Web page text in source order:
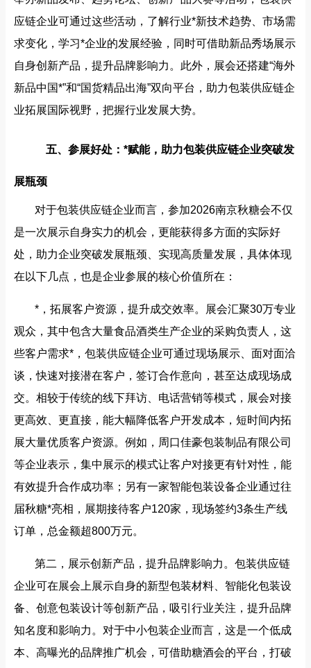
应链企业可通过这些活动，了解行业*新技术趋势、市场需
求变化，学习*企业的发展经验，同时可借助新品秀场展示
自身创新产品，提升品牌影响力。此外，展会还搭建“海外
新品中国*”和“国货精品出海”双向平台，助力包装供应链企
业拓展国际视野，把握行业发展大势。
五、参展好处：*赋能，助力包装供应链企业突破发
展瓶颈
对于包装供应链企业而言，参加2026南京秋糖会不仅
是一次展示自身实力的机会，更能获得多方面的实际好
处，助力企业突破发展瓶颈、实现高质量发展，具体体现
在以下几点，也是企业参展的核心价值所在：
*，拓展客户资源，提升成交效率。展会汇聚30万专业
观众，其中包含大量食品酒类生产企业的采购负责人，这
些客户需求*，包装供应链企业可通过现场展示、面对面洽
谈，快速对接潜在客户，签订合作意向，甚至达成现场成
交。相较于传统的线下拜访、电话营销等模式，展会对接
更高效、更直接，能大幅降低客户开发成本，短时间内拓
展大量优质客户资源。例如，周口佳豪包装制品有限公司
等企业表示，集中展示的模式让客户对接更有针对性，能
有效提升合作成功率；另有一家智能包装设备企业通过往
届秋糖*亮相，展期接待客户120家，现场签约3条生产线
订单，总金额超800万元。
第二，展示创新产品，提升品牌影响力。包装供应链
企业可在展会上展示自身的新型包装材料、智能化包装设
备、创意包装设计等创新产品，吸引行业关注，提升品牌
知名度和影响力。对于中小包装企业而言，这是一个低成
本、高曝光的品牌推广机会，可借助糖酒会的平台，打破